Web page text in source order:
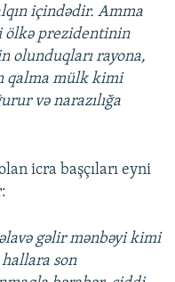
içindədir. Amma
ölkə prezidentinin
olunduqları rayona,
qalma mülk kimi
və narazılığa
icra başçıları eyni
gəlir mənbəyi kimi
son